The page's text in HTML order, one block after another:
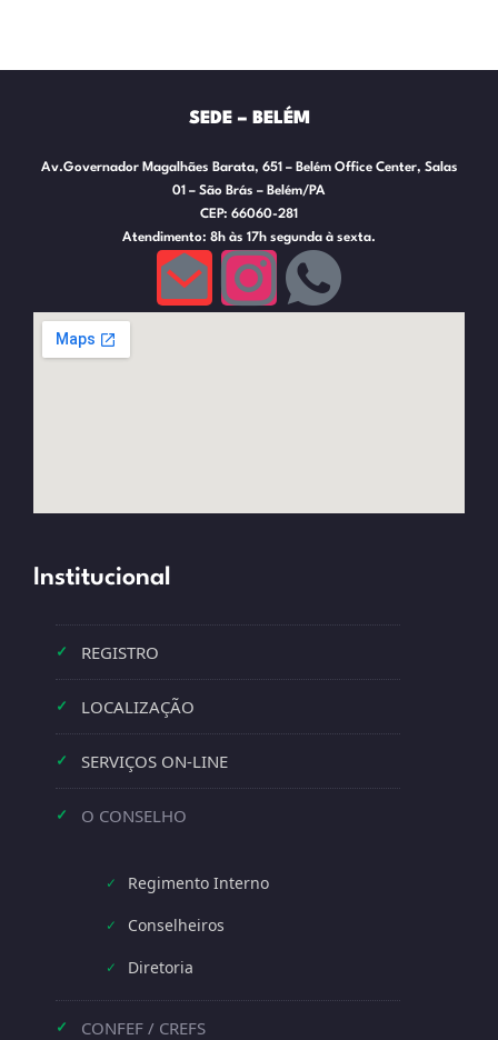
SEDE – BELÉM
Av.Governador Magalhães Barata, 651 – Belém Office Center, Salas
01 – São Brás – Belém/PA
CEP: 66060-281
Atendimento: 8h às 17h segunda à sexta.
Institucional
✓ REGISTRO
✓ LOCALIZAÇÃO
✓ SERVIÇOS ON-LINE
✓ O CONSELHO
✓ Regimento Interno
✓ Conselheiros
✓ Diretoria
✓ CONFEF / CREFS